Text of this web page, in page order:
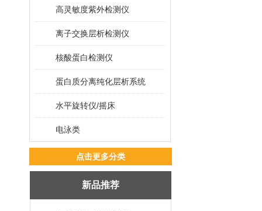
高灵敏度紫外检测仪
离子交换层析检测仪
核酸蛋白检测仪
蛋白质分离纯化层析系统
水平旋转仪/摇床
电泳类
点击更多分类
新品推荐